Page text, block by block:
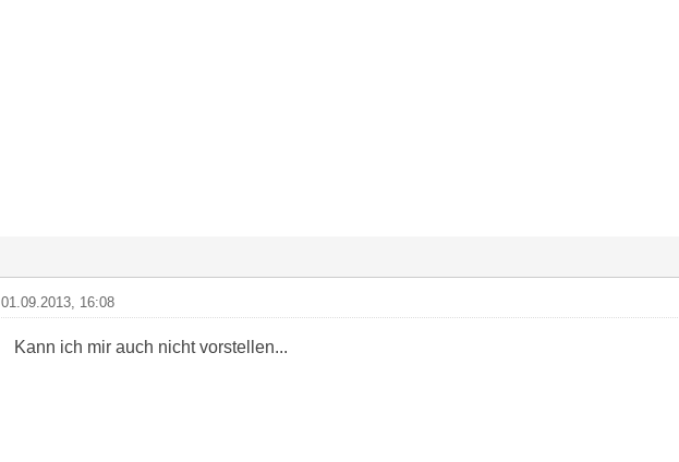
01.09.2013, 16:08
Kann ich mir auch nicht vorstellen...